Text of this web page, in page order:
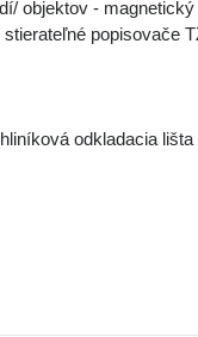
objektov -
popisovače
odkladacia